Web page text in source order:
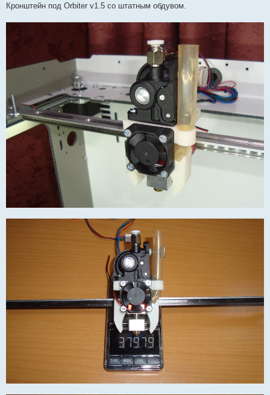
Кронштейн под Orbiter v1.5 со штатным обдувом.